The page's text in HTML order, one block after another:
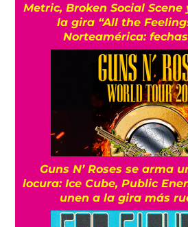
Metric, Broken Social
la gira “All the
Norteamérica:
Guns N’ Roses se arma
locura: Ice Cube, Public
unen a la gira más